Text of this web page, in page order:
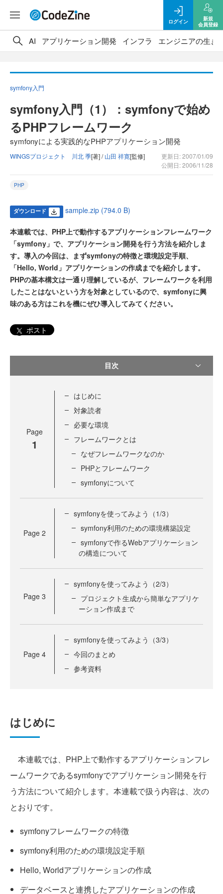
ログイン
新規
会員登録
AI アプリケーション開発 インフラ エンジニアの生き
symfony入門
symfony入門（1）：symfonyで始め
るPHPフレームワーク
symfonyによる実践的なPHPアプリケーション開発
WINGSプロジェクト 川北 季[著] /山田 祥寛[監修]
更新日: 2007/01/09
公開日: 2006/11/28
PHP
ダウンロード sample.zip (794.0 B)
本連載では、PHP上で動作するアプリケーションフレームワーク
「symfony」で、アプリケーション開発を行う方法を紹介しま
す。導入の今回は、まずsymfonyの特徴と環境設定手順、
「Hello, World」アプリケーションの作成までを紹介します。
PHPの基本構文は一通り理解しているが、フレームワークを利用
したことはないという方を対象としているので、symfonyに興
味のある方はこれを機にぜひ導入してみてください。
ポスト
目次
Page
1
はじめに
対象読者
必要な環境
フレームワークとは
なぜフレームワークなのか
PHPとフレームワーク
symfonyについて
Page 2
symfonyを使ってみよう（1/3）
symfony利用のための環境構築設定
symfonyで作るWebアプリケーション
の構造について
Page 3
symfonyを使ってみよう（2/3）
プロジェクト生成から簡単なアプリケ
ーション作成まで
Page 4
symfonyを使ってみよう（3/3）
今回のまとめ
参考資料
はじめに
本連載では、PHP上で動作するアプリケーションフレ
ームワークであるsymfonyでアプリケーション開発を行
う方法について紹介します。本連載で扱う内容は、次の
とおりです。
symfonyフレームワークの特徴
symfony利用のための環境設定手順
Hello, Worldアプリケーションの作成
データベースと連携したアプリケーションの作成